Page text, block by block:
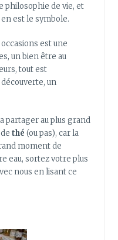
philosophie de vie, et
est le symbole.
est une
un bien être au
tout est
un
partager au plus grand
thé (ou pas), car la
moment de
eau, sortez votre plus
nous en lisant ce